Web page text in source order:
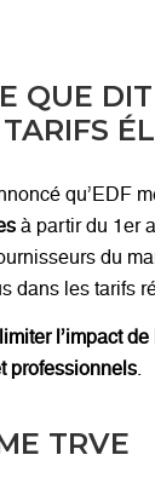
QUE
qu’EDF
à partir du 1er
du
dans les tarifs
limiter l’impact
professionnels.
TRVE